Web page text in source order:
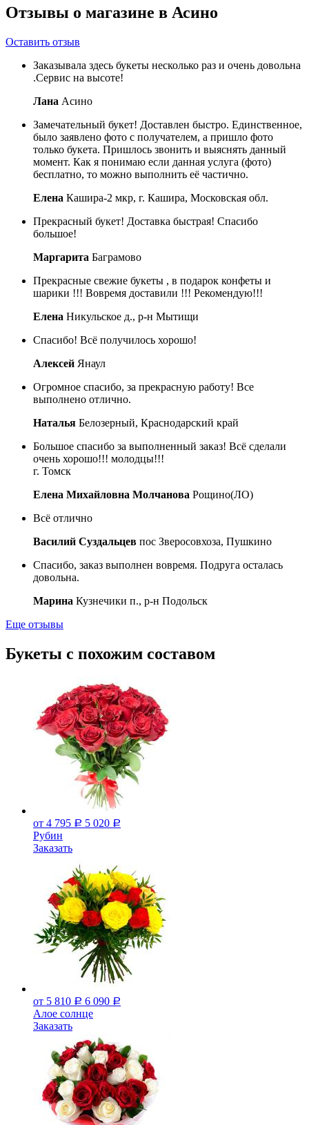
Отзывы о магазине в Асино
Оставить отзыв
Заказывала здесь букеты несколько раз и очень довольна
.Сервис на высоте!
Лана Асино
Замечательный букет! Доставлен быстро. Единственное,
было заявлено фото с получателем, а пришло фото
только букета. Пришлось звонить и выяснять данный
момент. Как я понимаю если данная услуга (фото)
бесплатно, то можно выполнить её частично.
Елена Кашира-2 мкр, г. Кашира, Московская обл.
Прекрасный букет! Доставка быстрая! Спасибо
большое!
Маргарита Баграмово
Прекрасные свежие букеты , в подарок конфеты и
шарики !!! Вовремя доставили !!! Рекомендую!!!
Елена Никульское д., р-н Мытищи
Спасибо! Всё получилось хорошо!
Алексей Янаул
Огромное спасибо, за прекрасную работу! Все
выполнено отлично.
Наталья Белозерный, Краснодарский край
Большое спасибо за выполненный заказ! Всё сделали
очень хорошо!!! молодцы!!!
г. Томск
Елена Михайловна Молчанова Рощино(ЛО)
Всё отлично
Василий Суздальцев пос Зверосовхоза, Пушкино
Спасибо, заказ выполнен вовремя. Подруга осталась
довольна.
Марина Кузнечики п., р-н Подольск
Еще отзывы
Букеты с похожим составом
от 4 795 Р 5 020 Р
Рубин
Заказать
от 5 810 Р 6 090 Р
Алое солнце
Заказать